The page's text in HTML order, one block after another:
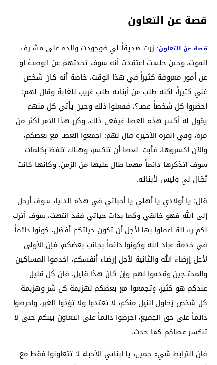
قصة عن التعاون
قصة عن التعاون: زرت صديقاً لي فوجودت والده على مشارف
الموت، وحين جلست اعتقدت أنه سوف يُحدثهم عن الوصية أو
عن أمور معروفة كثيراً في هذا الوقت، خاصة أنه كان شخص
غني كثيراً، لكنه طلب من أبنائه طلب غريب للغاية وقال لهم:
احضروا كل شخصاً عصا؟، ففعلوا ذلك وحين يأتي كل منهم
يقول له أكسر هذه العصا فيفعل ذلك، وكرر هذا الأمر أكثر من
مرة، وفي المرة الأخيرة قال لهم: اجمعوا العصا مع بعضكم،
والآن اكسروها، فأبت العصا أن تنكسر، وهناك تلفظ بكلمات
سوف اتذكرها دائماً مهما طال عليها من الزمن، وكأنها كانت
تُقال لي وليس لأبنائه.
قال: يا أولادي يا أهلي يا أحبائي في هذه الدنيا، سوف أرحل
إلى الله فهو خالقي وكما بدأت حياتي فقد انتهت، سوف أترك
لكم رسالة اعملوا بها لأجل أن تكون حياتكم أفضل، كونوا دائماً
في خدمة عباد الله وكونوا دائماً بجانب بعضكم، فإن الأولى
لأجل إرضاء الله والثانية لأجل إرضاء أنفسكم، اخدموا المساكين
والمحتاجين وقدموا لهم وإن كان هذا قليل، فإن كل قليل
عندكم هو كثير، وتجمعوا مع بعضكم لهزيمة كل شر وهزيمة
كل شخص يُحاول النيل منكم، لا تعتدوا ولا تؤذوا الغير، واحرصوا
دائماً على حق الجميع، احرصوا دائماً على التعاون بينكم حتى لا
تنكسر عصاكم كما حدث.
فإن الترابط شيء جميل، يا أبنائي الأحباء لا تتعاونوا فقط مع